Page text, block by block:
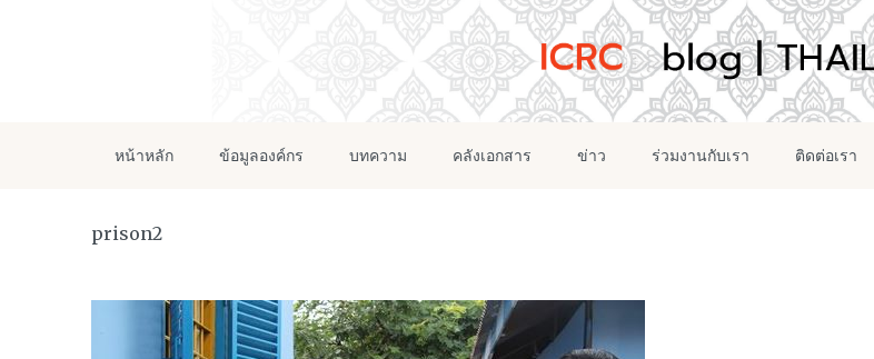
หน้าหลัก ข้อมูลองค์กร บทความ คลังเอกสาร ข่าว ร่วมงานกับเรา ติดต่อเรา
prison2